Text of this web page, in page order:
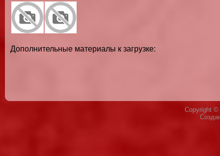
Дополнительные материалы к загрузке:
Copyright